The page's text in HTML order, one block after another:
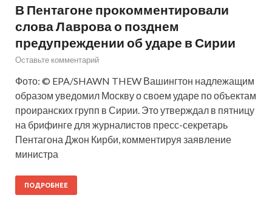
В Пентагоне прокомментировали
слова Лаврова о позднем
предупреждении об ударе в Сирии
Оставьте комментарий
Фото: © EPA/SHAWN THEW Вашингтон надлежащим
образом уведомил Москву о своем ударе по объектам
проиранских групп в Сирии. Это утверждал в пятницу
на брифинге для журналистов пресс-секретарь
Пентагона Джон Кирби, комментируя заявление
министра
ПОДРОБНЕЕ